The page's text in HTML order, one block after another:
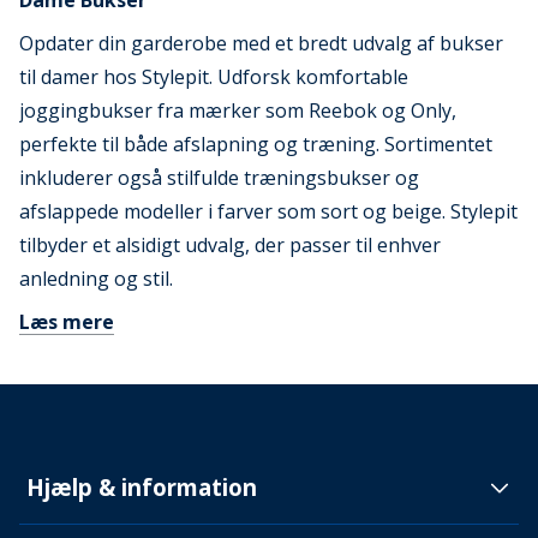
Opdater din garderobe med et bredt udvalg af bukser
til damer hos Stylepit. Udforsk komfortable
joggingbukser fra mærker som Reebok og Only,
perfekte til både afslapning og træning. Sortimentet
inkluderer også stilfulde træningsbukser og
afslappede modeller i farver som sort og beige. Stylepit
tilbyder et alsidigt udvalg, der passer til enhver
anledning og stil.
Læs mere
Hjælp & information